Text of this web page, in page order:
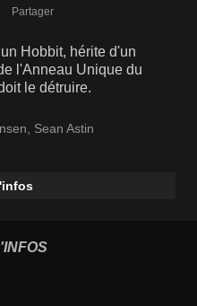
Partager
Hobbit, hérite d'un
l'Anneau Unique du
le détruire.
, Sean Astin